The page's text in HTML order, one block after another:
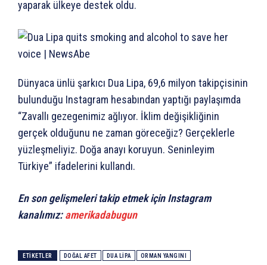
yaparak ülkeye destek oldu.
Dünyaca ünlü şarkıcı Dua Lipa, 69,6 milyon takipçisinin
bulunduğu Instagram hesabından yaptığı paylaşımda
“Zavallı gezegenimiz ağlıyor. İklim değişikliğinin
gerçek olduğunu ne zaman göreceğiz? Gerçeklerle
yüzleşmeliyiz. Doğa anayı koruyun. Seninleyim
Türkiye” ifadelerini kullandı.
En son gelişmeleri takip etmek için Instagram
kanalımız:amerikadabugun
ETIKETLER DOĞAL AFET DUA LIPA ORMAN YANGINI